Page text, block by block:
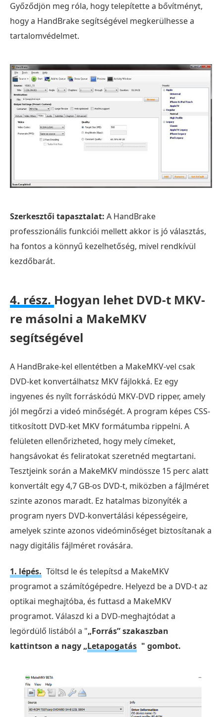
Győződjön meg róla, hogy telepítette a bővítményt,
hogy a HandBrake segítségével megkerülhesse a
tartalomvédelmet.
Szerkesztői tapasztalat: A HandBrake
professzionális funkciói mellett akkor is jó választás,
ha fontos a könnyű kezelhetőség, mivel rendkívül
kezdőbarát.
4. rész. Hogyan lehet DVD-t MKV-
re másolni a MakeMKV
segítségével
A HandBrake-kel ellentétben a MakeMKV-vel csak
DVD-ket konvertálhatsz MKV fájlokká. Ez egy
ingyenes és nyílt forráskódú MKV-DVD ripper, amely
jól megőrzi a videó minőségét. A program képes CSS-
titkosított DVD-ket MKV formátumba rippelni. A
felületen ellenőrizheted, hogy mely címeket,
hangsávokat és feliratokat szeretnéd megtartani.
Tesztjeink során a MakeMKV mindössze 15 perc alatt
konvertált egy 4,7 GB-os DVD-t, miközben a fájlméret
szinte azonos maradt. Ez hatalmas bizonyíték a
program nyers DVD-konvertálási képességeire,
amelyek szinte azonos videóminőséget biztosítanak a
nagy digitális fájlméret rovására.
1. lépés. Töltsd le és telepítsd a MakeMKV
programot a számítógépedre. Helyezd be a DVD-t az
optikai meghajtóba, és futtasd a MakeMKV
programot. Válaszd ki a DVD-meghajtódat a
legördülő listából a "„Forrás” szakaszban
kattintson a nagy „Letapogatás " gombot.